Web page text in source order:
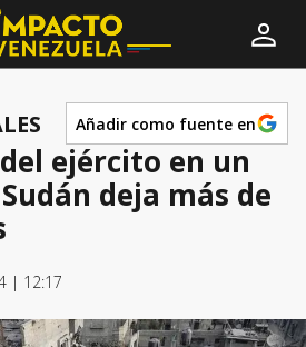
Añadir como fuente en
ejército en un
deja más de
| 12:17